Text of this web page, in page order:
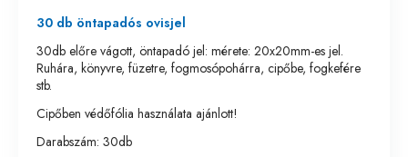
30 db öntapadós ovisjel
30db előre vágott, öntapadó jel: mérete: 20x20mm-es jel.
Ruhára, könyvre, füzetre, fogmosópohárra, cipőbe, fogkefére
stb.
Cipőben védőfólia használata ajánlott!
Darabszám: 30db